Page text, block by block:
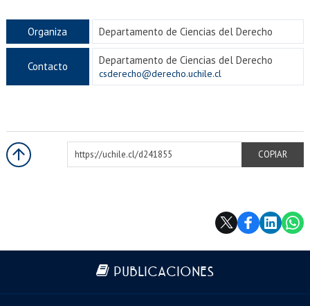
Organiza Departamento de Ciencias del Derecho
Contacto Departamento de Ciencias del Derecho
csderecho@derecho.uchile.cl
https://uchile.cl/d241855
COPIAR
Más información
PUBLICACIONES